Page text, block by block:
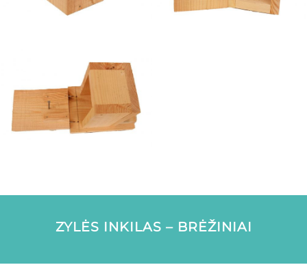
ZYLĖS INKILAS – BRĖŽINIAI